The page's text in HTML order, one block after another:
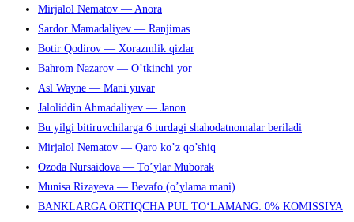
Mirjalol Nematov — Anora
Sardor Mamadaliyev — Ranjimas
Botir Qodirov — Xorazmlik qizlar
Bahrom Nazarov — O’tkinchi yor
Asl Wayne — Mani yuvar
Jaloliddin Ahmadaliyev — Janon
Bu yilgi bitiruvchilarga 6 turdagi shahodatnomalar beriladi
Mirjalol Nematov — Qaro ko’z qo’shiq
Ozoda Nursaidova — To’ylar Muborak
Munisa Rizayeva — Bevafo (o’ylama mani)
BANKLARGA ORTIQCHA PUL TO‘LAMANG: 0% KOMISSIYA